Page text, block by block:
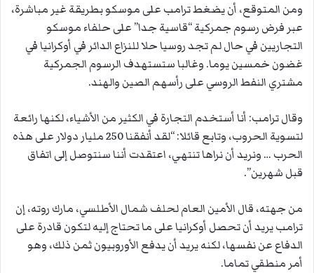
ومن المتوقع، أن يضغط ترامب على موسكو بطريقة غير مباشرة،
عبر فرض رسوم جمركية “قاسية جدا” على حلفاء موسكو
التجاريين في حال لم تجد روسيا حلا للنزاع الدائر في أوكرانيا في
غضون خمسين يوما. وغالبا ستستهدف الرسوم الجمركية
مشتري النفط الروسي على رأسهم الصين والهند.
وقال ترامب: أنا أستخدم التجارة في الكثير من الأشياء، لكنها رائعة
لتسوية الحروب، وتابع قائلا: “لقد أنفقنا 250 مليار دولار على هذه
الحرب … ونريد أن نراها تنتهي، اعتقدت أننا سنتوصل إلى اتفاق
قبل شهرين”.
من جهته، قال الأمين العام لحلف شمال الأطلسي، مارك روته، إن
ترامب يريد أن تحصل أوكرانيا على ما تحتاج إليه لتكون قادرة على
الدفاع عن نفسها، لكنه يريد أن يدفع الأوروبيون ثمن ذلك، وهو
أمر منطقي تماما.